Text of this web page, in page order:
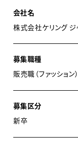
ながら、次の時代
会社名
株式会社ケリング ジ
募集職種
販売職（ファッション）
募集区分
新卒